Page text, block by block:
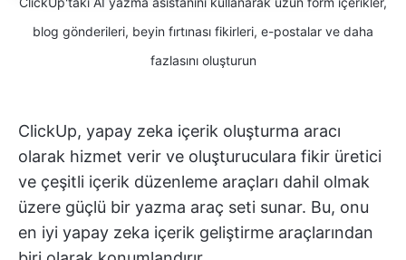
blog gönderileri, beyin fırtınası fikirleri, e-postalar ve daha
fazlasını oluşturun
ClickUp, yapay zeka içerik oluşturma aracı
olarak hizmet verir ve oluşturuculara fikir üretici
ve çeşitli içerik düzenleme araçları dahil olmak
üzere güçlü bir yazma araç seti sunar. Bu, onu
en iyi yapay zeka içerik geliştirme araçlarından